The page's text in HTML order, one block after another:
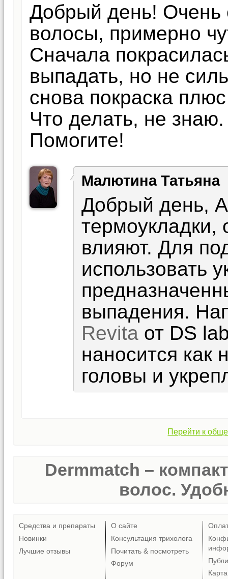
Добрый день! Очень
волосы, примерно
Сначала
выпадать, но не
снова покраска
Что делать, не
Помогите!
Малютина Татьяна
Добрый день,
термоукладки,
влияют. Для
использовать
выпадения.
Revita от DS
наносится как
головы и
Перейти к
Dermmatch –
волос.
Средства и препараты
Новинки
Лучшие отзывы
О сайте
Консультация трихолога
Почитать & посмотреть
Форум